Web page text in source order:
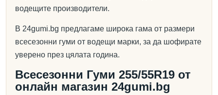
водещите производители.
В 24gumi.bg предлагаме широка гама от размери
всесезонни гуми от водещи марки, за да шофирате
уверено през цялата година.
Всесезонни Гуми 255/55R19 от
онлайн магазин 24gumi.bg